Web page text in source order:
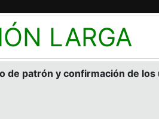
LARGA
de patrón y confirmación de